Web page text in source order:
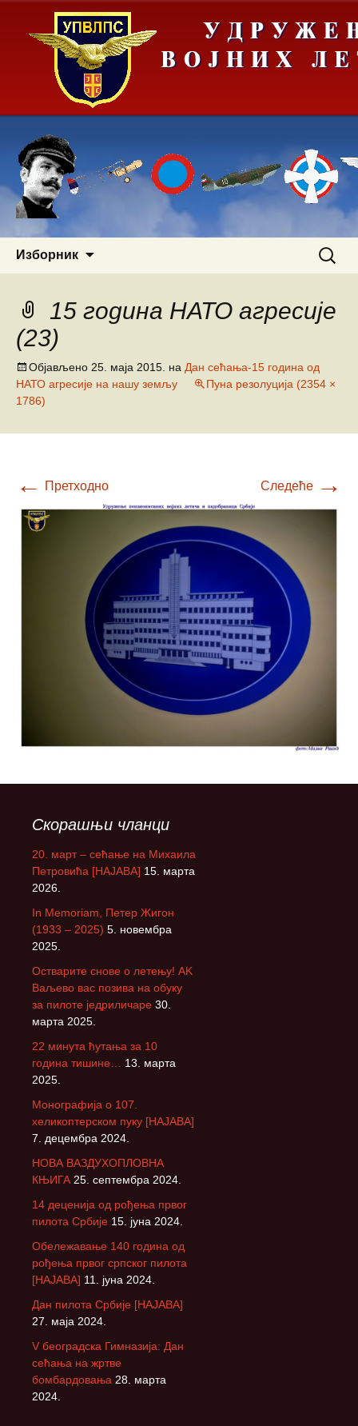
Изборник
15 година НАТО агресије
(23)
Објављено 25. маја 2015. на Дан сећања-15 година од
НАТО агресије на нашу земљу
Пуна резолуција (2354 ×
1786)
← Претходно Следеће →
Скорашњи чланци
20. март – сећање на Михаила
Петровића [НАЈАВА] 15. марта
2026.
In Memoriam, Петер Жигон
(1933 – 2025) 5. новембра
2025.
Остварите снове о летењу! АK
Ваљево вас позива на обуку
за пилоте једриличаре 30.
марта 2025.
22 минута ћутања за 10
година тишине…
13. марта
2025.
Монографија о 107.
хеликоптерском пуку [НАЈАВА]
7. децембра 2024.
НОВА ВАЗДУХОПЛОВНА
КЊИГА 25. септембра 2024.
14 деценија од рођења првог
пилота Србије 15. јуна 2024.
Обележавање 140 година од
рођења првог српског пилота
[НАЈАВА] 11. јуна 2024.
Дан пилота Србије [НАЈАВА]
27. маја 2024.
V београдска Гимназија: Дан
сећања на жртве
бомбардовања 28. марта
2024.